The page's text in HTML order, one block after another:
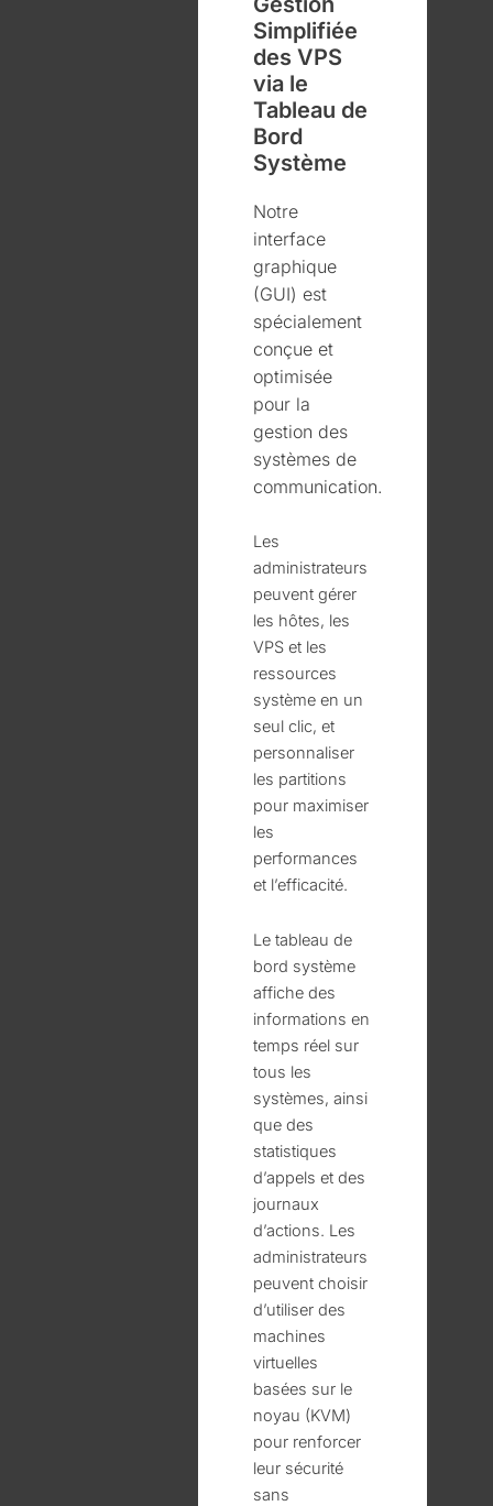
Simplifiée
des VPS
via le
Tableau de
Bord
Système
Notre
interface
graphique
(GUI) est
spécialement
conçue et
optimisée
pour la
gestion des
systèmes de
communication.
Les
administrateurs
peuvent gérer
les hôtes, les
VPS et les
ressources
système en un
seul clic, et
personnaliser
les partitions
pour maximiser
les
performances
et l’efficacité.
Le tableau de
bord système
affiche des
informations en
temps réel sur
tous les
systèmes, ainsi
que des
statistiques
d’appels et des
journaux
d’actions. Les
administrateurs
peuvent choisir
d’utiliser des
machines
virtuelles
basées sur le
noyau (KVM)
pour renforcer
leur sécurité
sans